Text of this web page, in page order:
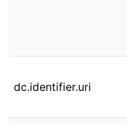
dc.identifier.uri